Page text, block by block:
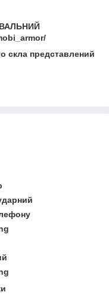
скла представлений